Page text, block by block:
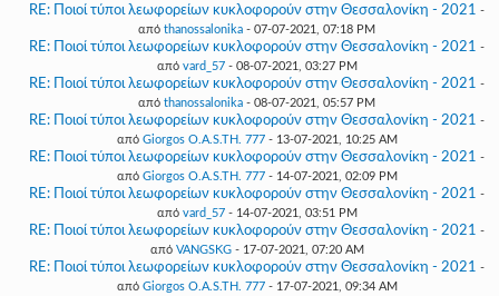
RE: Ποιοί τύποι λεωφορείων κυκλοφορούν στην Θεσσαλονίκη - 2021 -
από thanossalonika - 07-07-2021, 07:18 PM
RE: Ποιοί τύποι λεωφορείων κυκλοφορούν στην Θεσσαλονίκη - 2021 -
από vard_57- 08-07-2021, 03:27 PM
RE: Ποιοί τύποι λεωφορείων κυκλοφορούν στην Θεσσαλονίκη - 2021 -
από thanossalonika - 08-07-2021, 05:57 PM
RE: Ποιοί τύποι λεωφορείων κυκλοφορούν στην Θεσσαλονίκη - 2021 -
από Giorgos O.A.S.TH. 777- 13-07-2021, 10:25 AM
RE: Ποιοί τύποι λεωφορείων κυκλοφορούν στην Θεσσαλονίκη - 2021 -
από Giorgos O.A.S.TH. 777- 14-07-2021, 02:09 PM
RE: Ποιοί τύποι λεωφορείων κυκλοφορούν στην Θεσσαλονίκη - 2021 -
από vard_57- 14-07-2021, 03:51 PM
RE: Ποιοί τύποι λεωφορείων κυκλοφορούν στην Θεσσαλονίκη - 2021 -
από VANGSKG- 17-07-2021, 07:20 AM
RE: Ποιοί τύποι λεωφορείων κυκλοφορούν στην Θεσσαλονίκη - 2021 -
από Giorgos O.A.S.TH. 777- 17-07-2021, 09:34 AM